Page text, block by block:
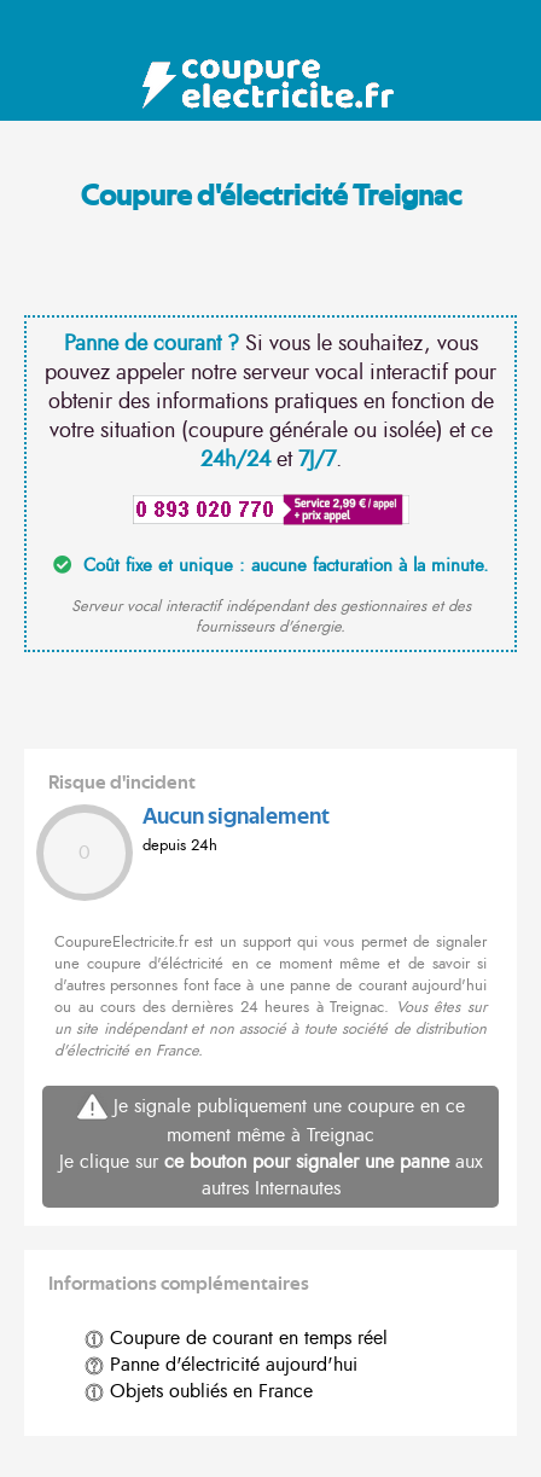
Coupure d'électricité Treignac
Panne de courant ?Si vous le souhaitez, vous
pouvez appeler notre serveur vocal interactif pour
obtenir des informations pratiques en fonction de
votre situation (coupure générale ou isolée) et ce
24h/24et7J/7.
Coût fixe et unique : aucune facturation à la minute.
Serveur vocal interactif indépendant des gestionnaires et des
fournisseurs d'énergie.
Risque d'incident
0
Aucun signalement
depuis 24h
CoupureElectricite.fr est un support qui vous permet de signaler
une coupure d'éléctricité en ce moment même et de savoir si
d'autres personnes font face à une panne de courant aujourd'hui
ou au cours des dernières 24 heures à Treignac. Vous êtes sur
un site indépendant et non associé à toute société de distribution
d'électricité en France.
Je signale publiquement une coupure en ce
moment même à Treignac
Je clique sur ce bouton pour signaler une panneaux
autres Internautes
Informations complémentaires
Coupure de courant en temps réel
Panne d'électricité aujourd'hui
Objets oubliés en France